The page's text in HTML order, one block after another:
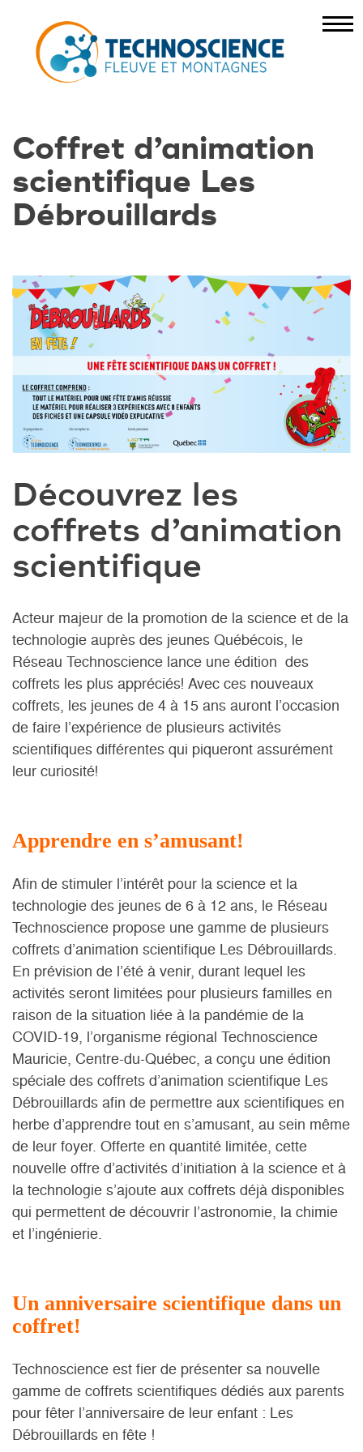
Coffret d’animation
scientifique Les
Débrouillards
Découvrez les
coffrets d’animation
scientifique
Acteur majeur de la promotion de la science et de la
technologie auprès des jeunes Québécois, le
Réseau Technoscience lance une édition des
coffrets les plus appréciés! Avec ces nouveaux
coffrets, les jeunes de 4 à 15 ans auront l’occasion
de faire l’expérience de plusieurs activités
scientifiques différentes qui piqueront assurément
leur curiosité!
Apprendre en s’amusant!
Afin de stimuler l’intérêt pour la science et la
technologie des jeunes de 6 à 12 ans, le Réseau
Technoscience propose une gamme de plusieurs
coffrets d’animation scientifique Les Débrouillards.
En prévision de l’été à venir, durant lequel les
activités seront limitées pour plusieurs familles en
raison de la situation liée à la pandémie de la
COVID-19, l’organisme régional Technoscience
Mauricie, Centre-du-Québec, a conçu une édition
spéciale des coffrets d’animation scientifique Les
Débrouillards afin de permettre aux scientifiques en
herbe d’apprendre tout en s’amusant, au sein même
de leur foyer. Offerte en quantité limitée, cette
nouvelle offre d’activités d’initiation à la science et à
la technologie s’ajoute aux coffrets déjà disponibles
qui permettent de découvrir l’astronomie, la chimie
et l’ingénierie.
Un anniversaire scientifique dans un
coffret!
Technoscience est fier de présenter sa nouvelle
gamme de coffrets scientifiques dédiés aux parents
pour fêter l’anniversaire de leur enfant : Les
Débrouillards en fête !